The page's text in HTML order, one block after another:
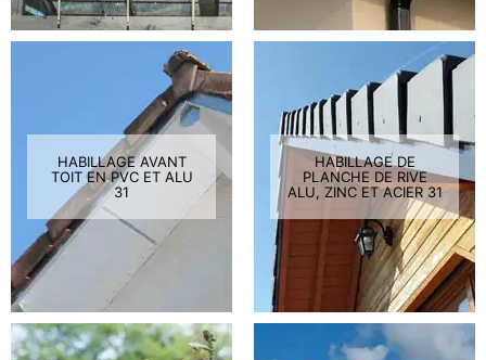
HABILLAGE AVANT
TOIT EN PVC ET ALU
31
HABILLAGE DE
PLANCHE DE RIVE
ALU, ZINC ET ACIER 31